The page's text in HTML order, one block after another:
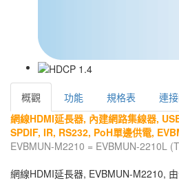
概觀 功能 規格表 連
網線HDMI延長器, 內建網路集線器,
SPDIF, IR, RS232, PoH單邊供電,
EVBMUN-M2210 = EVBMUN-2210L
網線HDMI延長器, EVBMUN-M2210,